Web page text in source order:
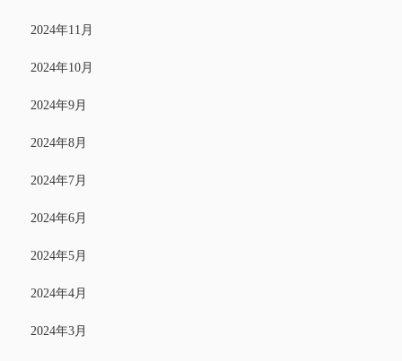
2024年11月
2024年10月
2024年9月
2024年8月
2024年7月
2024年6月
2024年5月
2024年4月
2024年3月